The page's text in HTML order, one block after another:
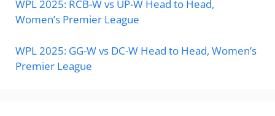
WPL 2025: RCB-W vs UP-W Head to Head,
Women’s Premier League
WPL 2025: GG-W vs DC-W Head to Head, Women’s
Premier League